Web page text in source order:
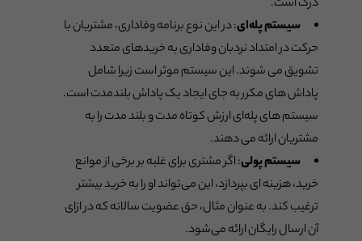
درک است.
سیستم پله‌ای: در این نوع برنامه وفاداری، مشتریان با
حرکت در امتداد نردبان وفاداری به خریدهای متعدد
تشویق می شوند. این سیستم موثر است زیرا شامل
پاداش های مکرر به جای ایجاد یک پاداش بلندمدت است.
سیستم های پله‌ای ارزش کوتاه مدت و بلند مدت را به
مشتریان ارائه می دهند.
سیستم پولی: اگر مشتری برای غلبه بر برخی از موانع
خرید، هزینه ای بپردازد، این می‌تواند او را به خرید بیشتر
ترغیب کند. به عنوان مثال، حق عضویت سالانه که در ازای
آن ارسال رایگان ارائه می‌شود.